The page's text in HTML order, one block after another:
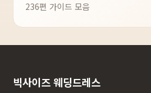
236편 가이드 모음
빅사이즈 웨딩드레스